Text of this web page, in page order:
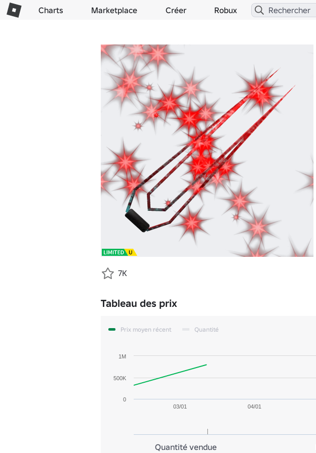
Charts Marketplace Créer Robux
7K
Tableau des prix
Prix moyen récent Quantité
03/01 04/01
0
500K
1M
Quantité vendue